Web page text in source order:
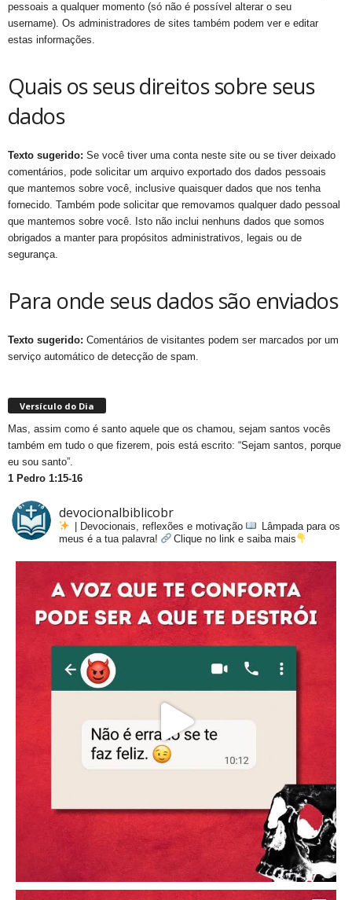
pessoais a qualquer momento (só não é possível alterar o seu
username). Os administradores de sites também podem ver e editar
estas informações.
Quais os seus direitos sobre seus
dados
Texto sugerido: Se você tiver uma conta neste site ou se tiver deixado
comentários, pode solicitar um arquivo exportado dos dados pessoais
que mantemos sobre você, inclusive quaisquer dados que nos tenha
fornecido. Também pode solicitar que removamos qualquer dado pessoal
que mantemos sobre você. Isto não inclui nenhuns dados que somos
obrigados a manter para propósitos administrativos, legais ou de
segurança.
Para onde seus dados são enviados
Texto sugerido: Comentários de visitantes podem ser marcados por um
serviço automático de detecção de spam.
Versículo do Dia
Mas, assim como é santo aquele que os chamou, sejam santos vocês
também em tudo o que fizerem, pois está escrito: “Sejam santos, porque
eu sou santo”.
1 Pedro 1:15-16
devocionalbiblicobr
| Devocionais, reflexões e motivação
Lâmpada para os
meus é a tua palavra!
Clique no link e saiba mais